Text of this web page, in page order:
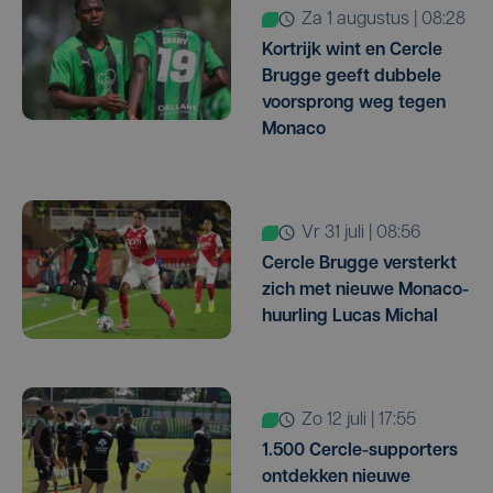
za 1 augustus | 08:28
Kortrijk wint en Cercle
Brugge geeft dubbele
voorsprong weg tegen
Monaco
vr 31 juli | 08:56
Cercle Brugge versterkt
zich met nieuwe Monaco-
huurling Lucas Michal
zo 12 juli | 17:55
1.500 Cercle-supporters
ontdekken nieuwe